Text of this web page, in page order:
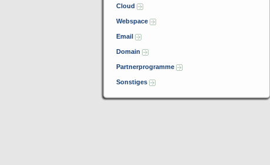
Cloud
Webspace
Email
Domain
Partnerprogramme
Sonstiges